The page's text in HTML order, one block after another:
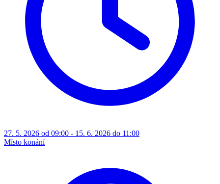
27. 5. 2026 od 09:00 - 15. 6. 2026 do 11:00
Místo konání